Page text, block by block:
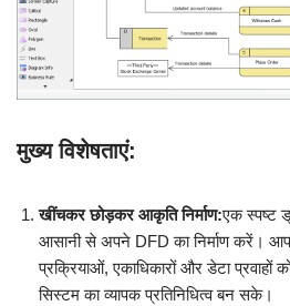
मुख्य विशेषताएं:
खींचकर छोड़कर आकृति निर्माण:एक स्पष्ट
आसानी से अपने DFD का निर्माण करें। आप
प्रक्रियाओं, एकाधिकारों और डेटा
सिस्टम का व्यापक प्रतिनिधित्व बन सके।